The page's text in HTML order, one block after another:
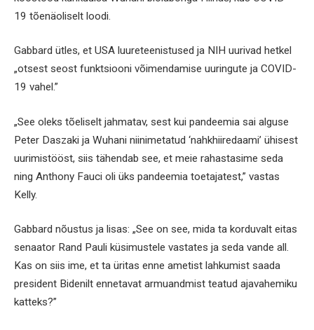
19 tõenäoliselt loodi.
Gabbard ütles, et USA luureteenistused ja NIH uurivad hetkel
„otsest seost funktsiooni võimendamise uuringute ja COVID-
19 vahel.”
„See oleks tõeliselt jahmatav, sest kui pandeemia sai alguse
Peter Daszaki ja Wuhani niinimetatud ‘nahkhiiredaami’ ühisest
uurimistööst, siis tähendab see, et meie rahastasime seda
ning Anthony Fauci oli üks pandeemia toetajatest,” vastas
Kelly.
Gabbard nõustus ja lisas: „See on see, mida ta korduvalt eitas
senaator Rand Pauli küsimustele vastates ja seda vande all.
Kas on siis ime, et ta üritas enne ametist lahkumist saada
president Bidenilt ennetavat armuandmist teatud ajavahemiku
katteks?”